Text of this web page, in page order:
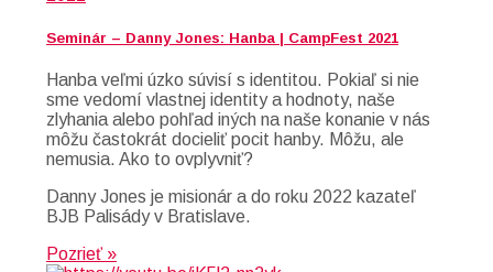
Seminár – Danny Jones: Hanba | CampFest 2021
Hanba veľmi úzko súvisí s identitou. Pokiaľ si nie
sme vedomí vlastnej identity a hodnoty, naše
zlyhania alebo pohľad iných na naše konanie v nás
môžu častokrát docieliť pocit hanby. Môžu, ale
nemusia. Ako to ovplyvniť?
Danny Jones je misionár a do roku 2022 kazateľ
BJB Palisády v Bratislave.
Pozrieť »